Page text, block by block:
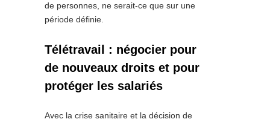
de personnes, ne serait-ce que sur une
période définie.
Télétravail : négocier pour
de nouveaux droits et pour
protéger les salariés
Avec la crise sanitaire et la décision de